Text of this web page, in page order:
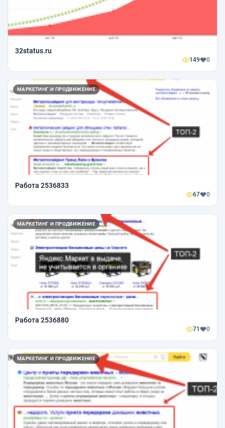
32status.ru
149 0
МАРКЕТИНГ И ПРОДВИЖЕНИЕ
Работа 2536833
67 0
МАРКЕТИНГ И ПРОДВИЖЕНИЕ
Работа 2536880
71 0
МАРКЕТИНГ И ПРОДВИЖЕНИЕ